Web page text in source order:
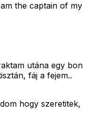
the captain of my
utána egy bon
fáj a fejem..
hogy szeretitek,